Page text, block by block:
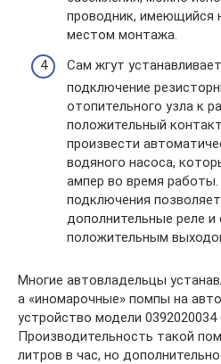
проводник, имеющийся
местом монтажа.
Сам жгут
подключение
отопительного узла к
положительный
произвести
водяного насоса,
ампер во время
подключения
дополнительные реле и
положительным
Многие автовладельцы
а «иномарочные» помпы на
устройство модели
Производительность такой
литров в час, но